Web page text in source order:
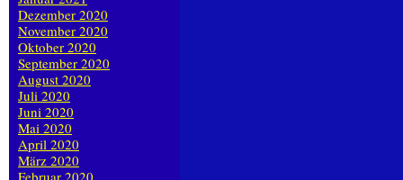
Dezember 2020
November 2020
Oktober 2020
September 2020
August 2020
Juli 2020
Juni 2020
Mai 2020
April 2020
März 2020
Februar 2020